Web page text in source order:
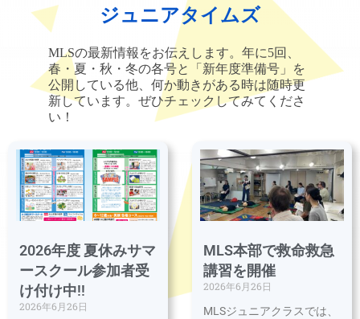
ジュニアタイムズ
MLSの最新情報をお伝えします。年に5回、
春・夏・秋・冬の各号と「新年度準備号」を
公開している他、何か動きがある時は随時更
新しています。ぜひチェックしてみてくださ
い！
2026年度 夏休みサマ
ースクール参加者受
け付け中!!
2026年6月26日
MLS本部で救命救急
講習を開催
2026年6月26日
MLSジュニアクラスでは、